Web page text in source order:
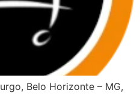
Belo Horizonte – MG,